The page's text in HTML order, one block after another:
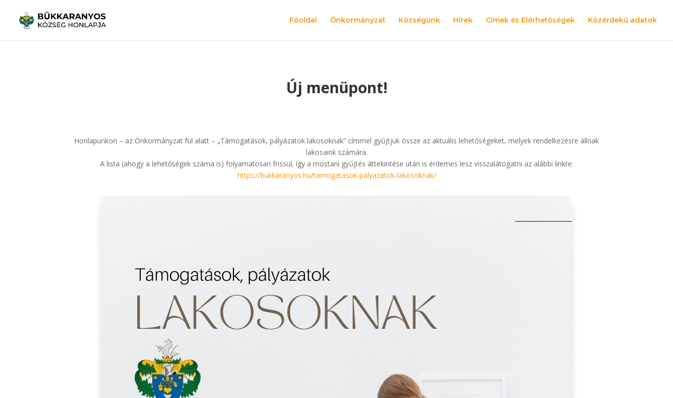
Főoldal Önkormányzat Községünk Hírek Címek és Elérhetőségek Közérdekű adatok
Új menüpont!
Honlapunkon – az Önkormányzat fül alatt – „Támogatások, pályázatok lakosoknak” címmel gyűjtjük össze az aktuális lehetőségeket, melyek rendelkezésre állnak
lakosaink számára.
A lista (ahogy a lehetőségek száma is) folyamatosan frissül, így a mostani gyűjtés áttekintése után is érdemes lesz visszalátogatni az alábbi linkre:
https://bukkaranyos.hu/tamogatasok-palyazatok-lakosoknak/